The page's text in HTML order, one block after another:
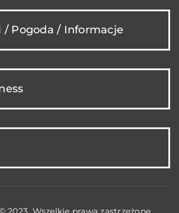
/ Pogoda / Informacje